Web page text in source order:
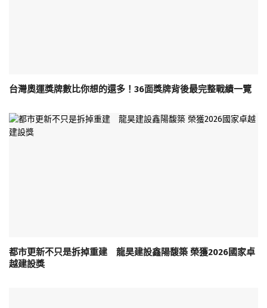
台灣奧運獎牌數比你想的還多！36面獎牌背後最完整戰績一覽
都市更新不只是拆掉重建 龍昊建設鑫陽馥築 榮獲2026國家卓
越建設獎